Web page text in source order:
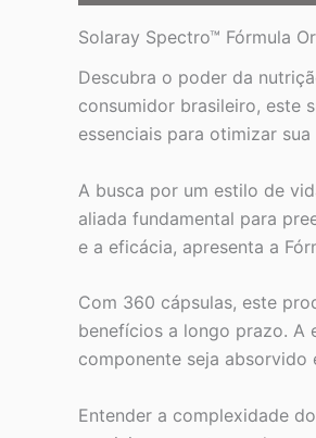
Solaray Spectro™ Fórmula
Descubra o poder da
consumidor brasileiro, este
essenciais para otimizar
A busca por um estilo de
aliada fundamental para
e a eficácia, apresenta a
Com 360 cápsulas, este
benefícios a longo prazo. A
componente seja
Entender a complexidade